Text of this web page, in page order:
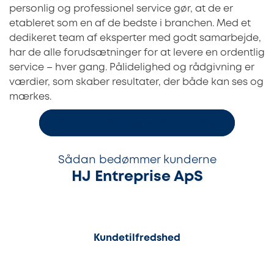
personlig og professionel service gør, at de er
etableret som en af de bedste i branchen. Med et
dedikeret team af eksperter med godt samarbejde,
har de alle forudsætninger for at levere en ordentlig
service – hver gang. Pålidelighed og rådgivning er
værdier, som skaber resultater, der både kan ses og
mærkes.
Sådan bedømmer kunderne
HJ Entreprise ApS
Kundetilfredshed